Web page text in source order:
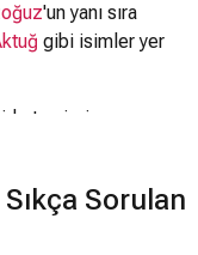
uz'un yanı sıra
gibi isimler yer
tamirci
"Sen de
bir tamirhaneye
Sorulan